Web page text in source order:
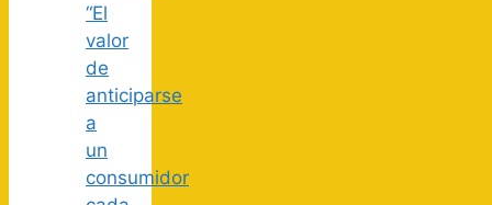
“El
valor
de
anticiparse
a
un
consumidor